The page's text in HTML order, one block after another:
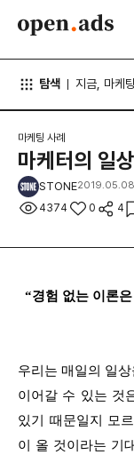
탐색 지금, 마케팅
마케팅 사례
마케터의 일
STONE2019.05.08
4374 0 4
“경험 없는 이론
우리는 매일의 일
이어갈 수 있는 것
있기 때문일지 모
이 올 것이라는 기